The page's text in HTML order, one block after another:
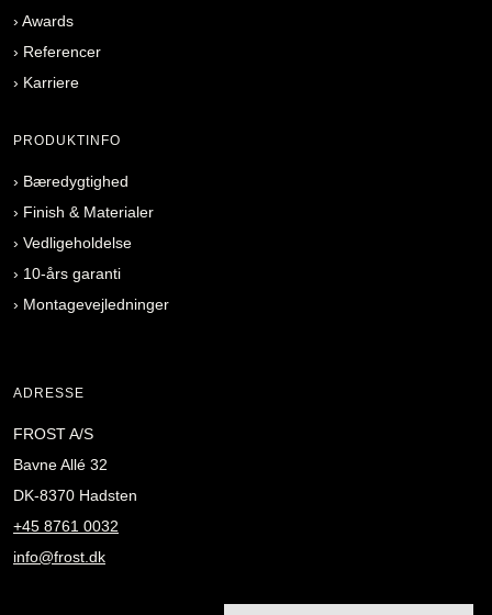
› Awards
› Referencer
› Karriere
PRODUKTINFO
› Bæredygtighed
› Finish & Materialer
› Vedligeholdelse
› 10-års garanti
› Montagevejledninger
ADRESSE
FROST A/S
Bavne Allé 32
DK-8370 Hadsten
+45 8761 0032
info@frost.dk